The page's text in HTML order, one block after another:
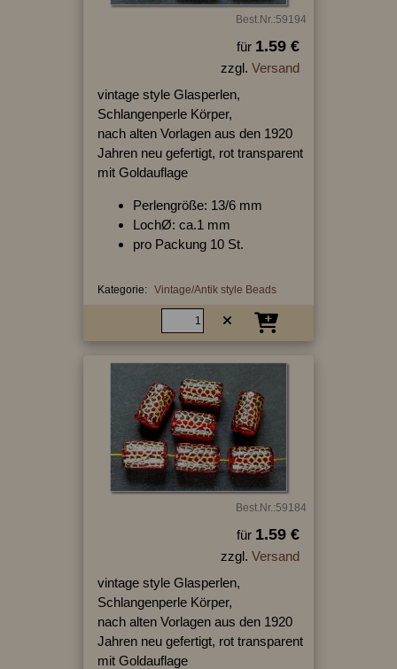
Best.Nr.:59194
für 1.59 €
zzgl. Versand
vintage style Glasperlen,
Schlangenperle Körper,
nach alten Vorlagen aus den 1920
Jahren neu gefertigt, rot transparent
mit Goldauflage
Perlengröße: 13/6 mm
LochØ: ca.1 mm
pro Packung 10 St.
Kategorie: Vintage/Antik style Beads
Best.Nr.:59184
für 1.59 €
zzgl. Versand
vintage style Glasperlen,
Schlangenperle Körper,
nach alten Vorlagen aus den 1920
Jahren neu gefertigt, rot transparent
mit Goldauflage